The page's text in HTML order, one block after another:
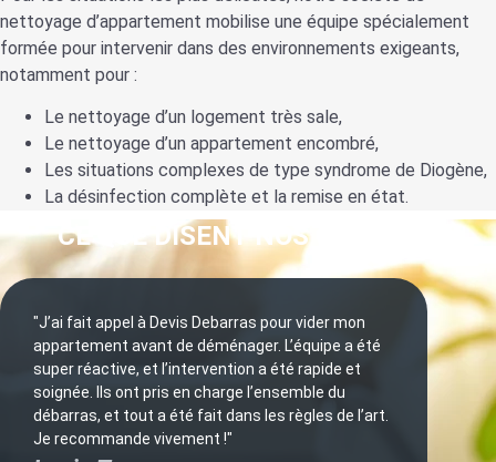
nettoyage d’appartement mobilise une équipe spécialement
formée pour intervenir dans des environnements exigeants,
notamment pour :
Le nettoyage d’un logement très sale,
Le nettoyage d’un appartement encombré,
Les situations complexes de type syndrome de Diogène,
La désinfection complète et la remise en état.
CE QUE DISENT NOS CLIENTS :
"J’ai fait appel à Devis Debarras pour vider mon
appartement avant de déménager. L’équipe a été
super réactive, et l’intervention a été rapide et
soignée. Ils ont pris en charge l’ensemble du
débarras, et tout a été fait dans les règles de l’art.
Je recommande vivement !"